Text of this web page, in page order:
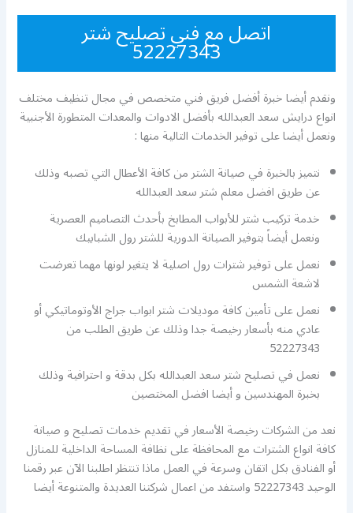
اتصل مع فني تصليح شتر
52227343
ونقدم أيضا خبرة أفضل فريق فني متخصص في مجال تنظيف مختلف
انواع درايش سعد العبدالله بأفضل الادوات والمعدات المتطورة الأجنبية
ونعمل أيضا على توفير الخدمات التالية منها :
نتميز بالخبرة في صيانة الشتر من كافة الأعطال التي تصبه وذلك
عن طريق افضل معلم شتر سعد العبدالله
خدمة تركيب شتر للأبواب المطابخ بأحدث التصاميم العصرية
ونعمل أيضاً بتوفير الصيانة الدورية للشتر رول الشبابيك
نعمل على توفير شترات رول اصلية لا يتغير لونها مهما تعرضت
لاشعة الشمس
نعمل على تأمين كافة موديلات شتر ابواب جراج الأوتوماتيكي أو
عادي منه بأسعار رخيصة جدا وذلك عن طريق الطلب من
52227343
نعمل في تصليح شتر سعد العبدالله بكل بدقة و احترافية وذلك
بخبرة المهندسين و أيضا افضل المختصين
نعد من الشركات رخيصة الأسعار في تقديم خدمات تصليح و صيانة
كافة انواع الشترات مع المحافظة على نظافة المساحة الداخلية للمنازل
أو الفنادق بكل اتقان وسرعة في العمل ماذا تنتظر اطلبنا الآن عبر رقمنا
الوحيد 52227343 واستفد من اعمال شركتنا العديدة والمتنوعة أيضا